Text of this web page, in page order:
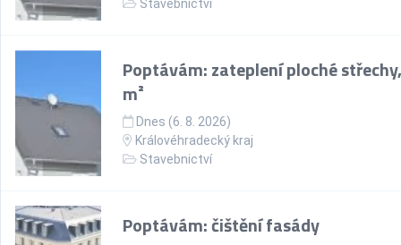
Stavebnictví
Poptávám: zateplení ploché
m²
Dnes (6. 8. 2026)
Královéhradecký kraj
Stavebnictví
Poptávám: čištění fasády